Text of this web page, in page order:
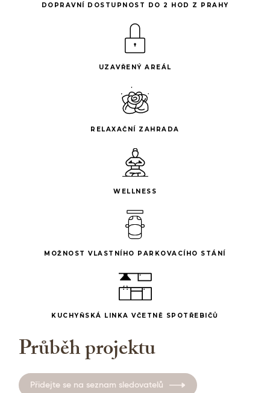
DOPRAVNÍ DOSTUPNOST DO 2 HOD Z PRAHY
UZAVŘENÝ AREÁL
RELAXAČNÍ ZAHRADA
WELLNESS
MOŽNOST VLASTNÍHO PARKOVACÍHO STÁNÍ
KUCHYŇSKÁ LINKA VČETNĚ SPOTŘEBIČŮ
Průběh projektu
Přidejte se na seznam sledovatelů